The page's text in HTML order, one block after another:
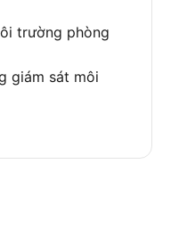
trường phòng
giám sát môi